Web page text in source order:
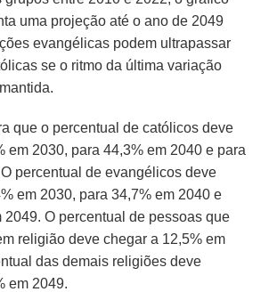
uma projeção até o ano de 2049
evangélicas podem ultrapassar
se o ritmo da última variação
que o percentual de católicos deve
em 2030, para 44,3% em 2040 e para
percentual de evangélicos deve
em 2030, para 34,7% em 2040 e
2049. O percentual de pessoas que
religião deve chegar a 12,5% em
das demais religiões deve
em 2049.